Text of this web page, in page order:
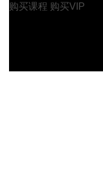
购买课程 购买VIP